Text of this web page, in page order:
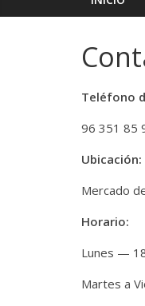
Pescadería
Teléfono
96 351 85
Ubicación:
Mercado
Horario:
Lunes —
Martes a